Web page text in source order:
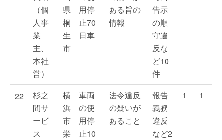
（個
人事
業
主、
本社
営）
県
桐
生
市
用停
止70
日車
ある旨の
情報
告示
の順
守違
反な
ど10
件
22
杉之
間サ
ービ
ス
横
浜
市
栄
車両
の使
用停
止10
法令違反
の疑いが
あること
報告
義務
違反
など2
1 1